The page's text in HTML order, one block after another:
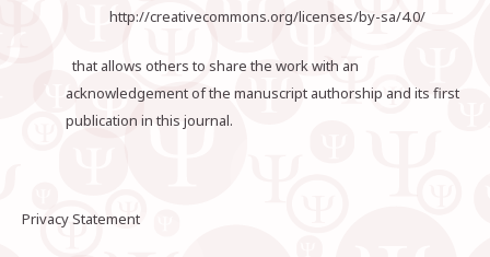
http://creativecommons.org/licenses/by-sa/4.0/
that allows others to share the work with an
acknowledgement of the manuscript authorship and its first
publication in this journal.
Privacy Statement